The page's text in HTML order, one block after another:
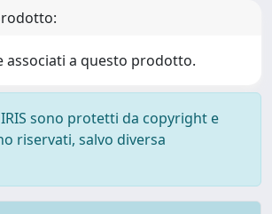
associati a questo prodotto.
sono protetti da copyright e
riservati, salvo diversa